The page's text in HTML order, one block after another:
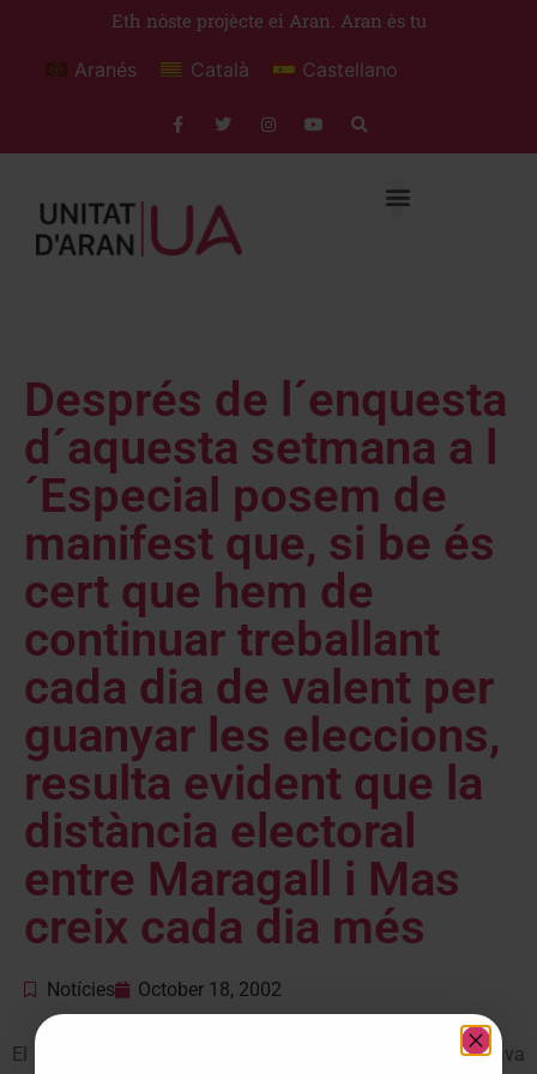
Eth nòste projècte ei Aran. Aran ès tu
Aranés Català Castellano
Després de l´enquesta
d´aquesta setmana a l
´Especial posem de
manifest que, si be és
cert que hem de
continuar treballant
cada dia de valent per
guanyar les eleccions,
resulta evident que la
distància electoral
entre Maragall i Mas
creix cada dia més
Notícies October 18, 2002
El portaveu parlamentari del PSC, Joaquim Nadal, afirmava